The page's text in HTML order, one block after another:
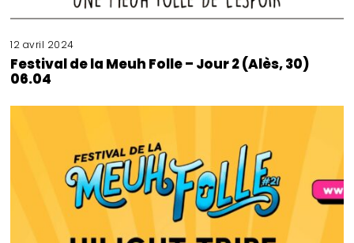
12 avril 2024
Festival de la Meuh Folle – Jour 2 (Alès, 30)
06.04